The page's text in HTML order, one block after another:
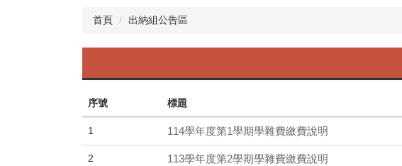
首頁 出納組公告區
序號 標題
1 114學年度第1學期學雜費繳費說明
2 113學年度第2學期學雜費繳費說明